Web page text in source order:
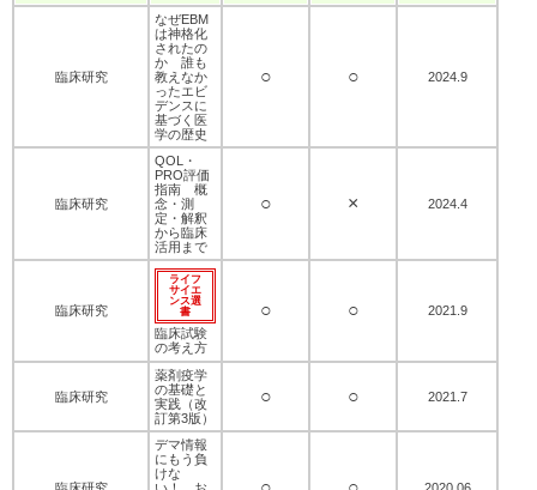
臨床研究
なぜEBM
は神格化
されたの
か 誰も
教えなか
ったエビ
デンスに
基づく医
学の歴史
○ ○ 2024.9
臨床研究
QOL・
PRO評価
指南 概
念・測
定・解釈
から臨床
活用まで
○ × 2024.4
臨床研究
ライフ
サイエ
ンス選
書
臨床試験
の考え方
○ ○ 2021.9
臨床研究
薬剤疫学
の基礎と
実践（改
訂第3版）
○ ○ 2021.7
デマ情報
にもう負
けな